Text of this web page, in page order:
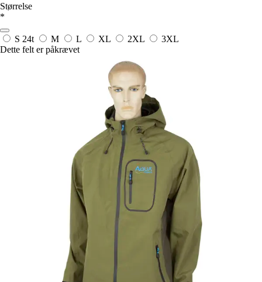
Størrelse
*
S 24t M L XL 2XL
3XL
Dette felt er påkrævet